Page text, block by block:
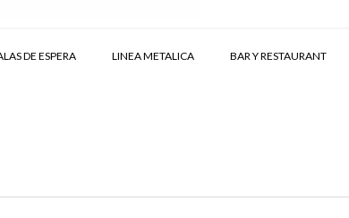
DE ESPERA LINEA METALICA BAR Y RESTAURANT